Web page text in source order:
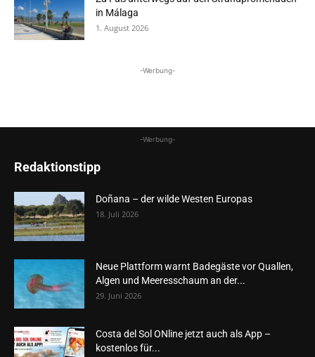
in Málaga
1. August 2026
-Werbung-
-Werbung-
Redaktionstipp
Doñana – der wilde Westen Europas
18. Juli 2026
Neue Plattform warnt Badegäste vor Quallen,
Algen und Meeresschaum an der...
29. Juni 2026
Costa del Sol ONline jetzt auch als App –
kostenlos für...